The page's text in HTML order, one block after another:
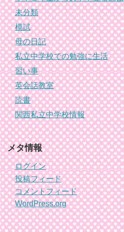
未分類
模試
母の日記
私立中学校での勉強に生活
習い事
英会話教室
読書
関西私立中学校情報
メタ情報
ログイン
投稿フィード
コメントフィード
WordPress.org